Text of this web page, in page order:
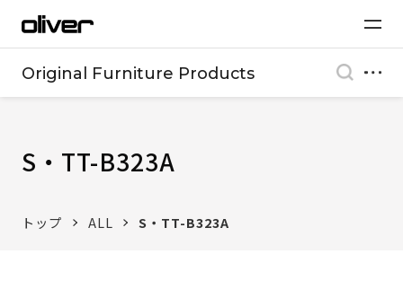
Original Furniture Products
S・TT-B323A
トップ ALL S・TT-B323A